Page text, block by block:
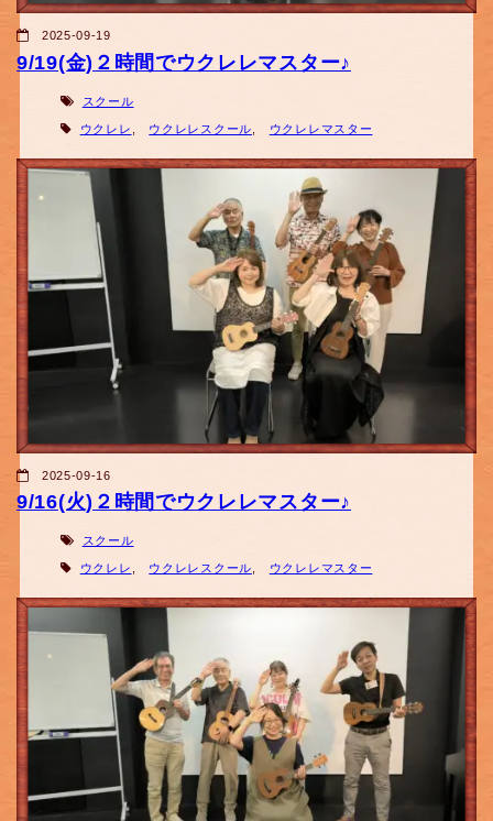
2025-09-19
9/19(金)２時間でウクレレマスター♪
スクール
ウクレレ ウクレレスクール ウクレレマスター
2025-09-16
9/16(火)２時間でウクレレマスター♪
スクール
ウクレレ ウクレレスクール ウクレレマスター